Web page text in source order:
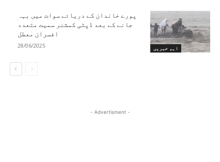
اہم خبریں
پورے خاندان کے دریائے سوات میں بہہ
جانے کے بعد ڈپٹی کمشنر سمیت متعدد
افسران معطل
28/06/2025
- Advertisment -